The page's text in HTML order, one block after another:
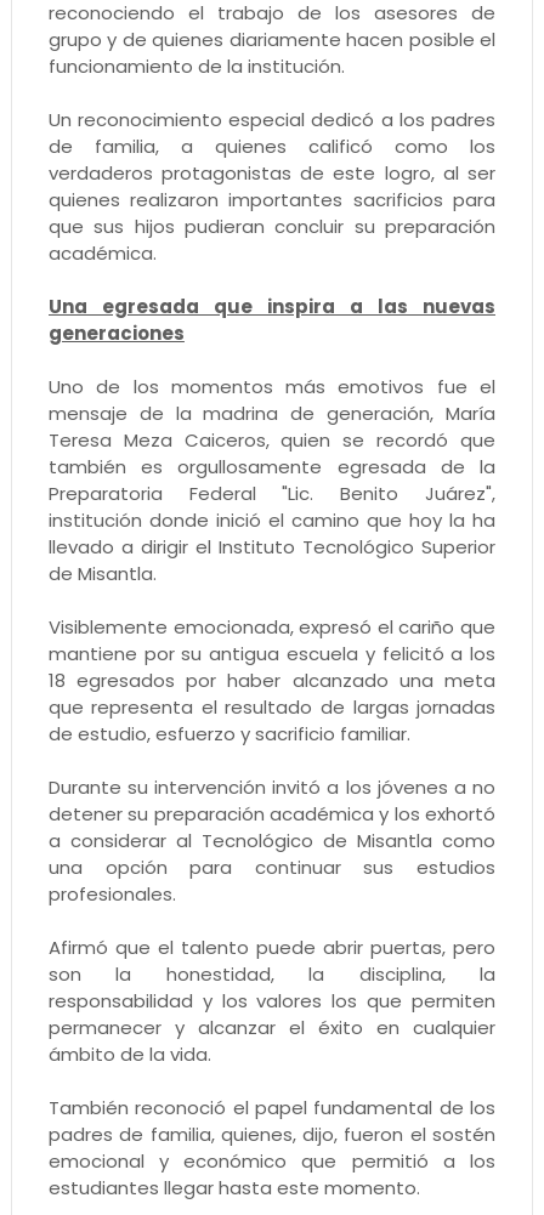
reconociendo el trabajo de los asesores de
grupo y de quienes diariamente hacen posible el
funcionamiento de la institución.
Un reconocimiento especial dedicó a los padres
de familia, a quienes calificó como los
verdaderos protagonistas de este logro, al ser
quienes realizaron importantes sacrificios para
que sus hijos pudieran concluir su preparación
académica.
Una egresada que inspira a las nuevas
generaciones
Uno de los momentos más emotivos fue el
mensaje de la madrina de generación, María
Teresa Meza Caiceros, quien se recordó que
también es orgullosamente egresada de la
Preparatoria Federal "Lic. Benito Juárez",
institución donde inició el camino que hoy la ha
llevado a dirigir el Instituto Tecnológico Superior
de Misantla.
Visiblemente emocionada, expresó el cariño que
mantiene por su antigua escuela y felicitó a los
18 egresados por haber alcanzado una meta
que representa el resultado de largas jornadas
de estudio, esfuerzo y sacrificio familiar.
Durante su intervención invitó a los jóvenes a no
detener su preparación académica y los exhortó
a considerar al Tecnológico de Misantla como
una opción para continuar sus estudios
profesionales.
Afirmó que el talento puede abrir puertas, pero
son la honestidad, la disciplina, la
responsabilidad y los valores los que permiten
permanecer y alcanzar el éxito en cualquier
ámbito de la vida.
También reconoció el papel fundamental de los
padres de familia, quienes, dijo, fueron el sostén
emocional y económico que permitió a los
estudiantes llegar hasta este momento.